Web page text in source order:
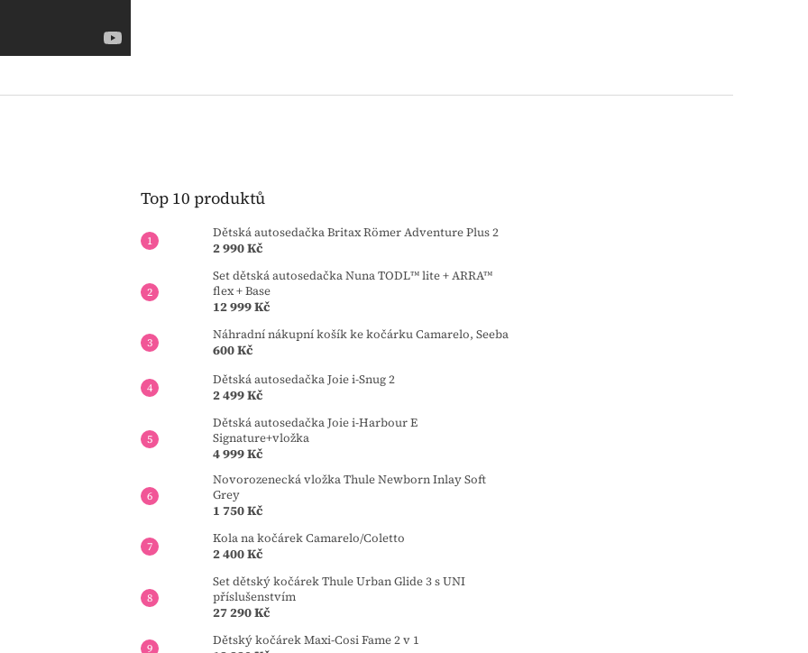
Top 10 produktů
Dětská autosedačka Britax Römer Adventure Plus 2
2 990 Kč
Set dětská autosedačka Nuna TODL™ lite + ARRA™
flex + Base
12 999 Kč
Náhradní nákupní košík ke kočárku Camarelo, Seeba
600 Kč
Dětská autosedačka Joie i-Snug 2
2 499 Kč
Dětská autosedačka Joie i-Harbour E
Signature+vložka
4 999 Kč
Novorozenecká vložka Thule Newborn Inlay Soft
Grey
1 750 Kč
Kola na kočárek Camarelo/Coletto
2 400 Kč
Set dětský kočárek Thule Urban Glide 3 s UNI
příslušenstvím
27 290 Kč
Dětský kočárek Maxi-Cosi Fame 2 v 1